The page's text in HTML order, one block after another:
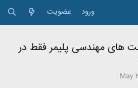
ورود عضویت
های مهندسی پلیمر فقط در
May